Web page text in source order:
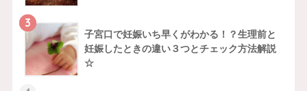
3
子宮口で妊娠いち早くがわかる！？生理前と
妊娠したときの違い３つとチェック方法解説
☆